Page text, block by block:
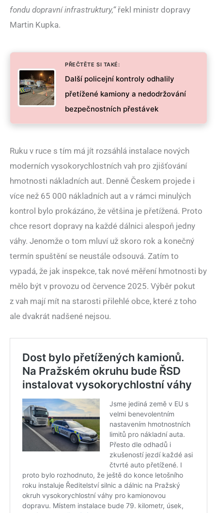
fondu dopravní infrastruktury,“řekl ministr dopravy
Martin Kupka.
PŘEČTĚTE SI TAKÉ:
Další policejní kontroly odhalily
přetížené kamiony a nedodržování
bezpečnostních přestávek
Ruku v ruce s tím má jít rozsáhlá instalace nových
moderních vysokorychlostních vah pro zjišťování
hmotnosti nákladních aut. Denně Českem projede i
více než 65 000 nákladních aut a v rámci minulých
kontrol bylo prokázáno, že většina je přetížená. Proto
chce resort dopravy na každé dálnici alespoň jedny
váhy. Jenomže o tom mluví už skoro rok a konečný
termín spuštění se neustále odsouvá. Zatím to
vypadá, že jak inspekce, tak nové měření hmotnosti by
mělo být v provozu od července 2025. Výběr pokut
z vah mají mít na starosti přilehlé obce, které z toho
ale dvakrát nadšené nejsou.